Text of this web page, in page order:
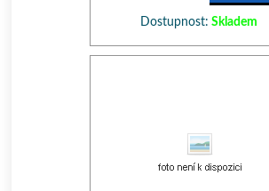
Dostupnost: Skladem